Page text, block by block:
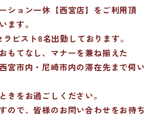
ション一休【西宮店】をご利用頂
ます。
ピスト8名出勤しております。
もてなし、マナーを兼ね揃えた
宮市内・尼崎市内の滞在先まで伺い
きをお過ごしください。
ので、皆様のお問い合わせをお待ち